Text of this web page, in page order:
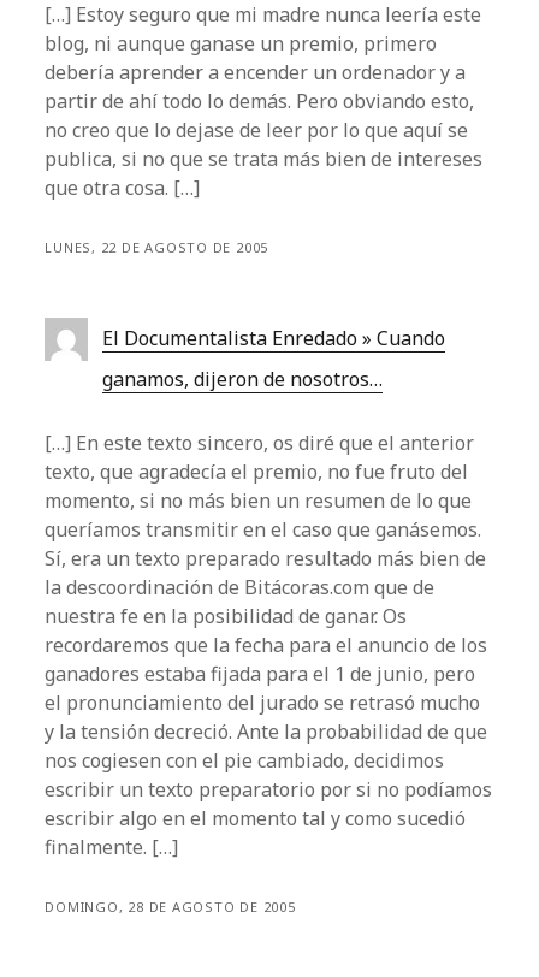
[…] Estoy seguro que mi madre nunca leería este
blog, ni aunque ganase un premio, primero
debería aprender a encender un ordenador y a
partir de ahí todo lo demás. Pero obviando esto,
no creo que lo dejase de leer por lo que aquí se
publica, si no que se trata más bien de intereses
que otra cosa. […]
LUNES, 22 DE AGOSTO DE 2005
El Documentalista Enredado » Cuando
ganamos, dijeron de nosotros…
[…] En este texto sincero, os diré que el anterior
texto, que agradecía el premio, no fue fruto del
momento, si no más bien un resumen de lo que
queríamos transmitir en el caso que ganásemos.
Sí, era un texto preparado resultado más bien de
la descoordinación de Bitácoras.com que de
nuestra fe en la posibilidad de ganar. Os
recordaremos que la fecha para el anuncio de los
ganadores estaba fijada para el 1 de junio, pero
el pronunciamiento del jurado se retrasó mucho
y la tensión decreció. Ante la probabilidad de que
nos cogiesen con el pie cambiado, decidimos
escribir un texto preparatorio por si no podíamos
escribir algo en el momento tal y como sucedió
finalmente. […]
DOMINGO, 28 DE AGOSTO DE 2005